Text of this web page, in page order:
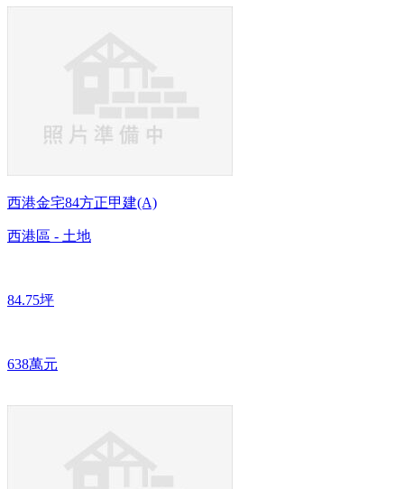
西港金宅84方正甲建(A)
西港區 - 土地
84.75坪
638萬元